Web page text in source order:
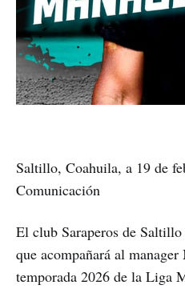
Saltillo, Coahuila, a 19 de
Comunicación
El club Saraperos de
que acompañará al
temporada 2026 de la Liga